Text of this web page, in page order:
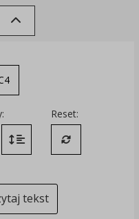
odstęp między literami
Zmień interlinię i margines
Reset:
Przywróć
tekst